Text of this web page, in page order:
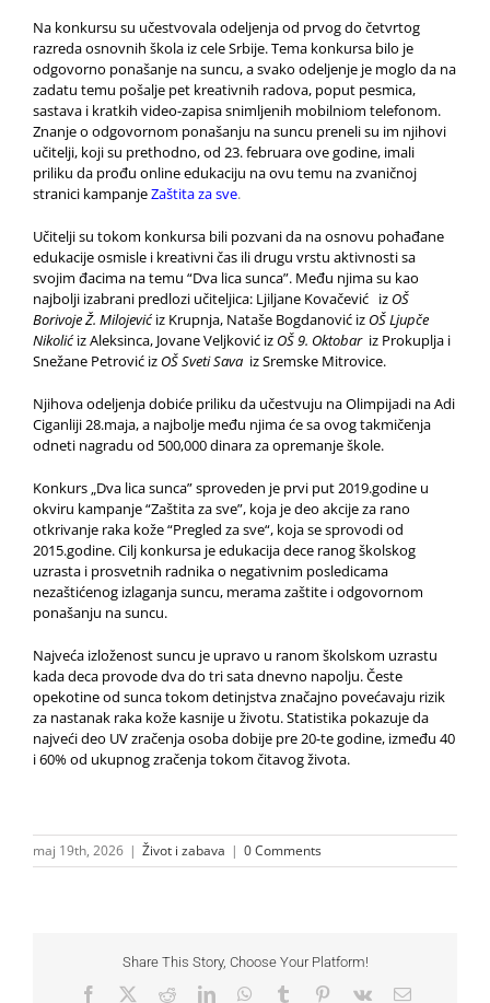
Na konkursu su učestvovala odeljenja od prvog do četvrtog
razreda osnovnih škola iz cele Srbije. Tema konkursa bilo je
odgovorno ponašanje na suncu, a svako odeljenje je moglo da na
zadatu temu pošalje pet kreativnih radova, poput pesmica,
sastava i kratkih video-zapisa snimljenih mobilniom telefonom.
Znanje o odgovornom ponašanju na suncu preneli su im njihovi
učitelji, koji su prethodno, od 23. februara ove godine, imali
priliku da prođu online edukaciju na ovu temu na zvaničnoj
stranici kampanjeZaštita za sve.
Učitelji su tokom konkursa bili pozvani da na osnovu pohađane
edukacije osmisle i kreativni čas ili drugu vrstu aktivnosti sa
svojim đacima na temu “Dva lica sunca”. Među njima su kao
najbolji izabrani predlozi učiteljica: Ljiljane Kovačević iz OŠ
Borivoje Ž. Milojević iz Krupnja, Nataše Bogdanović iz OŠ Ljupče
Nikolić iz Aleksinca, Jovane Veljković iz OŠ 9. Oktobariz Prokuplja i
Snežane Petrović iz OŠ Sveti Sava iz Sremske Mitrovice.
Njihova odeljenja dobiće priliku da učestvuju na Olimpijadi na Adi
Ciganliji 28.maja, a najbolje među njima će sa ovog takmičenja
odneti nagradu od 500,000 dinara za opremanje škole.
Konkurs „Dva lica sunca” sproveden je prvi put 2019.godine u
okviru kampanje “Zaštita za sve”, koja je deo akcije za rano
otkrivanje raka kože “Pregled za sve“, koja se sprovodi od
2015.godine. Cilj konkursa je edukacija dece ranog školskog
uzrasta i prosvetnih radnika o negativnim posledicama
nezaštićenog izlaganja suncu, merama zaštite i odgovornom
ponašanju na suncu.
Najveća izloženost suncu je upravo u ranom školskom uzrastu
kada deca provode dva do tri sata dnevno napolju. Česte
opekotine od sunca tokom detinjstva značajno povećavaju rizik
za nastanak raka kože kasnije u životu. Statistika pokazuje da
najveći deo UV zračenja osoba dobije pre 20-te godine, između 40
i 60% od ukupnog zračenja tokom čitavog života.
maj 19th, 2026 | Život i zabava | 0 Comments
Share This Story, Choose Your Platform!
Facebook RedditLinkedInWhatsApp
Tumblr Pinterest
Vk Email